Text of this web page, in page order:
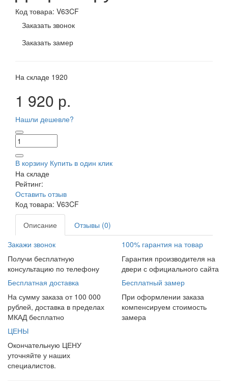
Код товара: V63CF
Заказать звонок
Заказать замер
На складе 1920
1 920 р.
Нашли дешевле?
В корзину Купить в один клик
На складе
Рейтинг:
Оставить отзыв
Код товара: V63CF
Описание
Отзывы (0)
Закажи звонок
Получи бесплатную
консультацию по телефону
100% гарантия на товар
Гарантия производителя на
двери с официального сайта
Бесплатная доставка
На сумму заказа от 100 000
рублей, доставка в пределах
МКАД бесплатно
Бесплатный замер
При оформлении заказа
компенсируем стоимость
замера
ЦЕНЫ
Окончательную ЦЕНУ
уточняйте у наших
специалистов.